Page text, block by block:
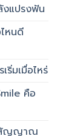
งแปรงฟัน
หนดี
ริ่มเมื่อไหร่
คือ
สัญญาณ